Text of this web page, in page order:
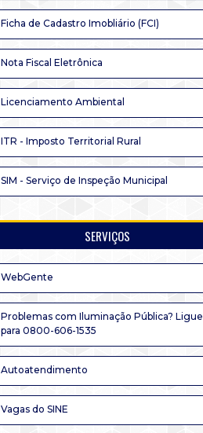
Ficha de Cadastro Imobliário (FCI)
Nota Fiscal Eletrônica
Licenciamento Ambiental
ITR - Imposto Territorial Rural
SIM - Serviço de Inspeção Municipal
SERVIÇOS
WebGente
Problemas com Iluminação Pública? Ligue
para 0800-606-1535
Autoatendimento
Vagas do SINE